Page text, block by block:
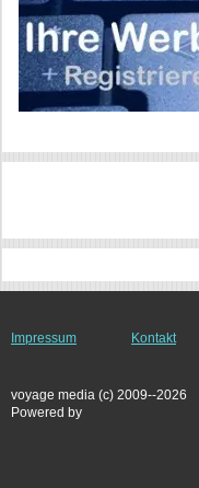
Impressum Kontakt
voyage media (c) 2009--2026
Powered by